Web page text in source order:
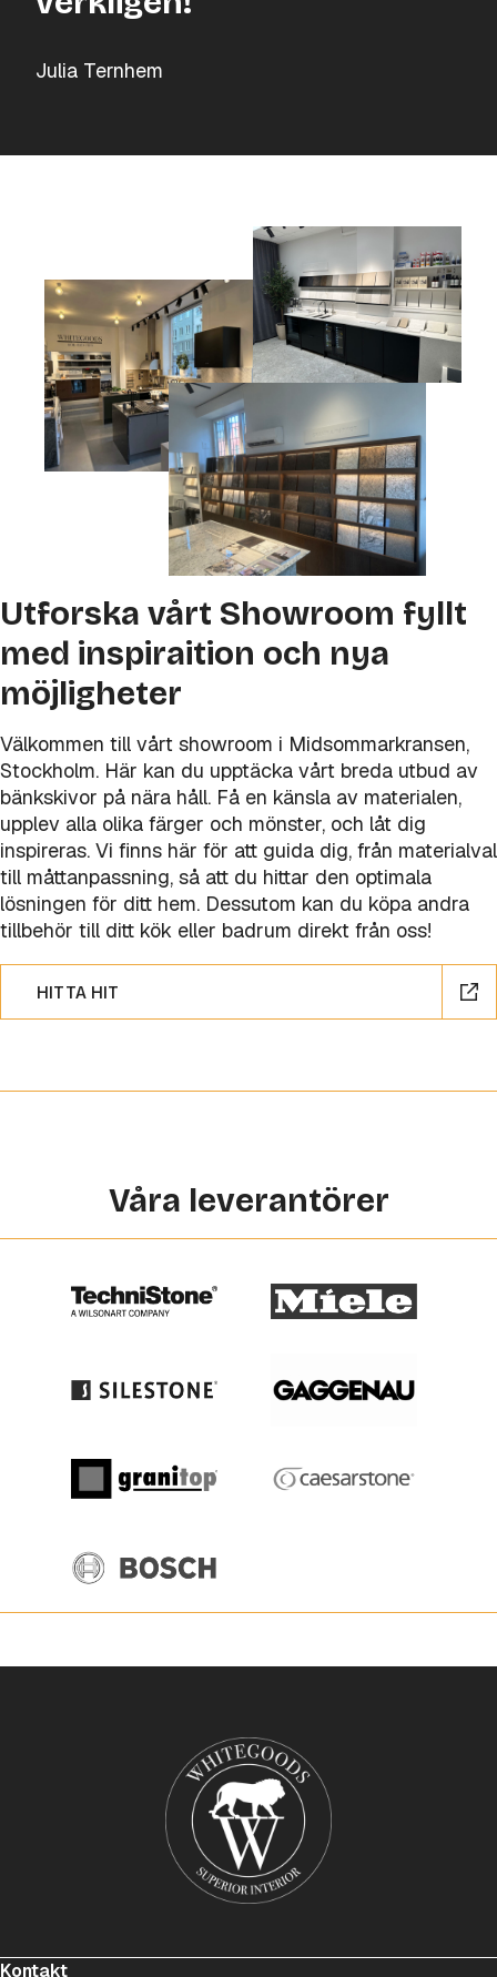
Julia Ternhem
Utforska vårt Showroom fyllt
med inspiraition och nya
möjligheter
Välkommen till vårt showroom i Midsommarkransen,
Stockholm. Här kan du upptäcka vårt breda utbud av
bänkskivor på nära håll. Få en känsla av materialen,
upplev alla olika färger och mönster, och låt dig
inspireras. Vi finns här för att guida dig, från materialval
till måttanpassning, så att du hittar den optimala
lösningen för ditt hem. Dessutom kan du köpa andra
tillbehör till ditt kök eller badrum direkt från oss!
HITTA HIT
Våra leverantörer
Kontakt